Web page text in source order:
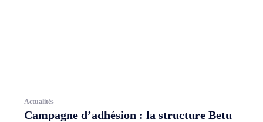
Actualités
Campagne d’adhésion : la structure Betu